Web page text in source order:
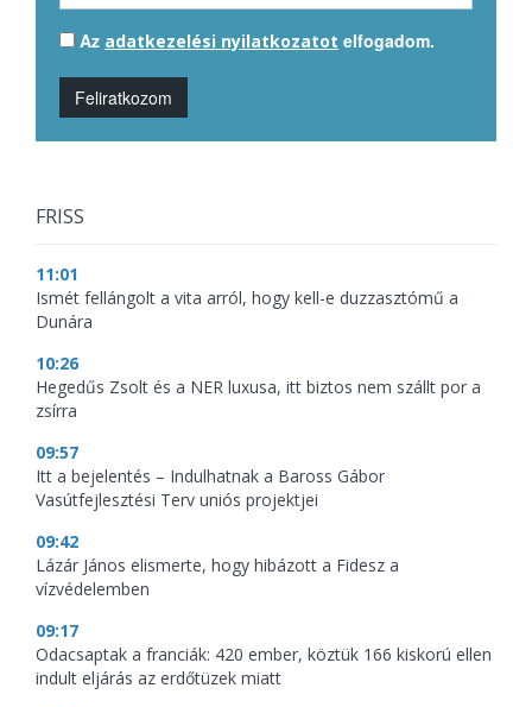
Az adatkezelési nyilatkozatot elfogadom.
Feliratkozom
FRISS
11:01
Ismét fellángolt a vita arról, hogy kell-e duzzasztómű a
Dunára
10:26
Hegedűs Zsolt és a NER luxusa, itt biztos nem szállt por a
zsírra
09:57
Itt a bejelentés – Indulhatnak a Baross Gábor
Vasútfejlesztési Terv uniós projektjei
09:42
Lázár János elismerte, hogy hibázott a Fidesz a
vízvédelemben
09:17
Odacsaptak a franciák: 420 ember, köztük 166 kiskorú ellen
indult eljárás az erdőtüzek miatt